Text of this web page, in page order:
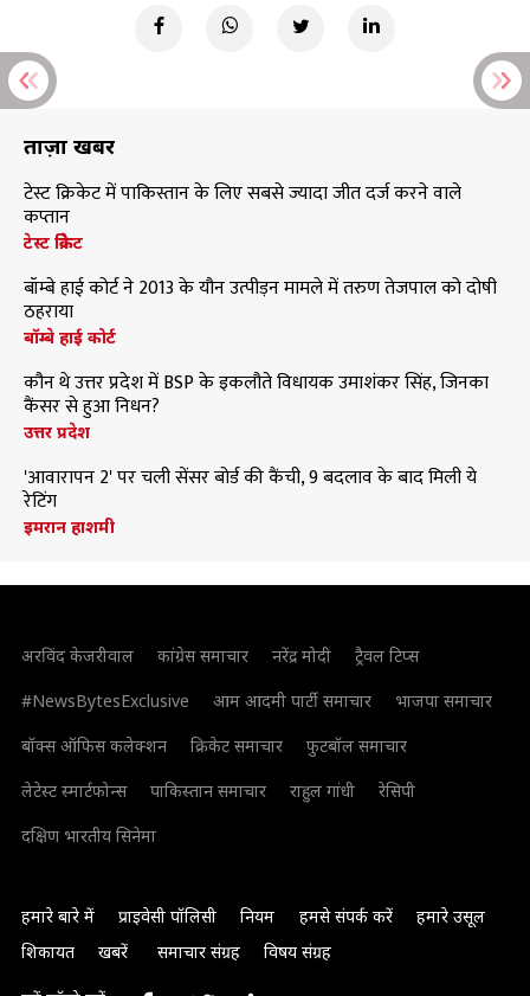
ताज़ा खबरें
टेस्ट क्रिकेट में पाकिस्तान के लिए सबसे ज्यादा जीत दर्ज करने वाले
कप्तान
टेस्ट क्रिकेट
बॉम्बे हाई कोर्ट ने 2013 के यौन उत्पीड़न मामले में तरुण तेजपाल को दोषी
ठहराया
बॉम्बे हाई कोर्ट
कौन थे उत्तर प्रदेश में BSP के इकलौते विधायक उमाशंकर सिंह, जिनका
कैंसर से हुआ निधन?
उत्तर प्रदेश
'आवारापन 2' पर चली सेंसर बोर्ड की कैंची, 9 बदलाव के बाद मिली ये
रेटिंग
इमरान हाशमी
अरविंद केजरीवाल कांग्रेस समाचार नरेंद्र मोदी
ट्रैवल टिप्स
#NewsBytesExclusive
आम आदमी पार्टी समाचार
भाजपा समाचार
बॉक्स ऑफिस कलेक्शन
क्रिकेट समाचार
फुटबॉल समाचार
लेटेस्ट स्मार्टफोन्स
पाकिस्तान समाचार राहुल गांधी
रेसिपी
दक्षिण भारतीय सिनेमा
हमारे बारे में प्राइवेसी पॉलिसी नियम हमसे संपर्क करें
हमारे उसूल
शिकायत
खबरें समाचार संग्रह विषय संग्रह